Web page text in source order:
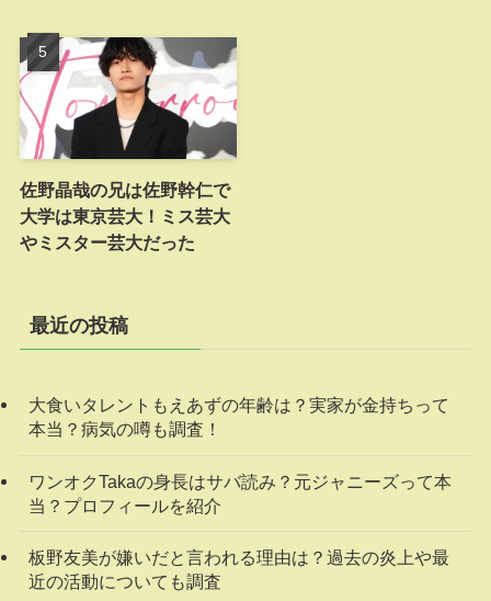
佐野晶哉の兄は佐野幹仁で
大学は東京芸大！ミス芸大
やミスター芸大だった
最近の投稿
大食いタレントもえあずの年齢は？実家が金持ちって
本当？病気の噂も調査！
ワンオクTakaの身長はサバ読み？元ジャニーズって本
当？プロフィールを紹介
板野友美が嫌いだと言われる理由は？過去の炎上や最
近の活動についても調査